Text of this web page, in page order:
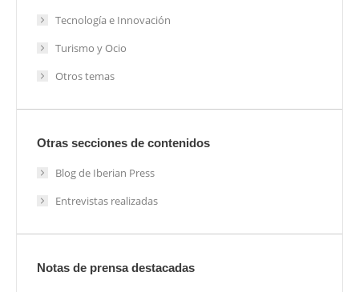
Tecnología e Innovación
Turismo y Ocio
Otros temas
Otras secciones de contenidos
Blog de Iberian Press
Entrevistas realizadas
Notas de prensa destacadas